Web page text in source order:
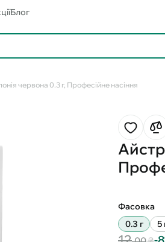
Блог
червона 0.3 г, Професійне насіння
Фасовка
0.3 г
5
-